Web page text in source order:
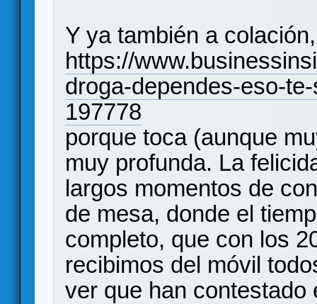
Y ya también a
https://
droga-dependes-eso-
197778
porque toca (aunque
muy profunda. La
largos momentos de
de mesa, donde el
completo, que con los
recibimos del móvil
ver que han